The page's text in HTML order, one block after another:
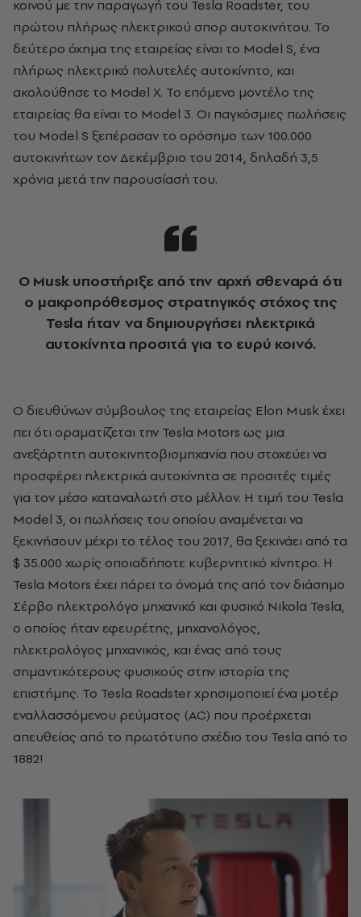
κοινού με την παραγωγή του Tesla Roadster, του
πρώτου πλήρως ηλεκτρικού σπορ αυτοκινήτου. Το
δεύτερο όχημα της εταιρείας είναι το Model S, ένα
πλήρως ηλεκτρικό πολυτελές αυτοκίνητο, και
ακολούθησε το Model X. Το επόμενο μοντέλο της
εταιρείας θα είναι το Model 3. Οι παγκόσμιες πωλήσεις
του Model S ξεπέρασαν το ορόσημο των 100.000
αυτοκινήτων τον Δεκέμβριο του 2014, δηλαδή 3,5
χρόνια μετά την παρουσίασή του.
Ο Musk υποστήριξε από την αρχή σθεναρά ότι
ο μακροπρόθεσμος στρατηγικός στόχος της
Tesla ήταν να δημιουργήσει ηλεκτρικά
αυτοκίνητα προσιτά για το ευρύ κοινό.
Ο διευθύνων σύμβουλος της εταιρείας Elon Musk έχει
πει ότι οραματίζεται την Tesla Motors ως μια
ανεξάρτητη αυτοκινητοβιομηχανία που στοχεύει να
προσφέρει ηλεκτρικά αυτοκίνητα σε προσιτές τιμές
για τον μέσο καταναλωτή στο μέλλον. Η τιμή του Tesla
Model 3, οι πωλήσεις του οποίου αναμένεται να
ξεκινήσουν μέχρι το τέλος του 2017, θα ξεκινάει από τα
$ 35.000 χωρίς οποιαδήποτε κυβερνητικό κίνητρο. Η
Tesla Motors έχει πάρει το όνομά της από τον διάσημο
Σέρβο ηλεκτρολόγο μηχανικό και φυσικό Nikola Tesla,
ο οποίος ήταν εφευρέτης, μηχανολόγος,
ηλεκτρολόγος μηχανικός, και ένας από τους
σημαντικότερους φυσικούς στην ιστορία της
επιστήμης. Το Tesla Roadster χρησιμοποιεί ένα μοτέρ
εναλλασσόμενου ρεύματος (AC) που προέρχεται
απευθείας από το πρωτότυπο σχέδιο του Tesla από το
1882!